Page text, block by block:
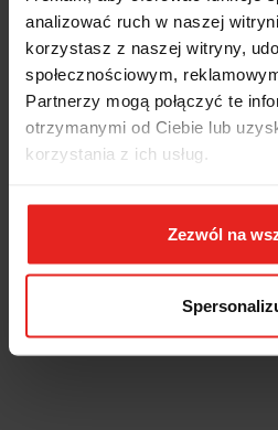
analizować ruch w naszej
korzystasz z naszej witryny,
społecznościowym,
Partnerzy mogą połączyć te
otrzymanymi od Ciebie lub
korzystania z ich usług.
Zezwól na